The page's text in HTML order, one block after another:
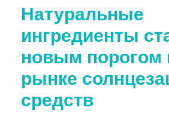
Натуральные
ингредиенты
новым порогом
рынке
средств